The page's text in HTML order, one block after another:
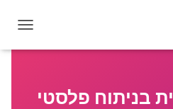
O
בניתוח פלסטי